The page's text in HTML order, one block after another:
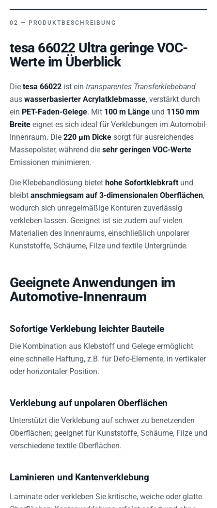
PRODUKTBESCHREIBUNG
tesa 66022 Ultra geringe VOC-
Werte im Überblick
Die tesa 66022 ist ein transparentes Transferklebeband
aus wasserbasierter Acrylatklebmasse, verstärkt durch
ein PET-Faden-Gelege. Mit 100 m Länge und 1150 mm
Breite eignet es sich ideal für Verklebungen im Automobil-
Innenraum. Die 220 µm Dicke sorgt für ausreichendes
Massepolster, während die sehr geringen VOC-Werte
Emissionen minimieren.
Die Klebebandlösung bietet hohe Sofortklebkraft und
bleibt anschmiegsam auf 3-dimensionalen Oberflächen,
wodurch sich unregelmäßige Konturen zuverlässig
verkleben lassen. Geeignet ist sie zudem auf vielen
Materialien des Innenraums, einschließlich unpolarer
Kunststoffe, Schäume, Filze und textile Untergründe.
Geeignete Anwendungen im
Automotive-Innenraum
Sofortige Verklebung leichter Bauteile
Die Kombination aus Klebstoff und Gelege ermöglicht
eine schnelle Haftung, z.B. für Defo-Elemente, in vertikaler
oder horizontaler Position.
Verklebung auf unpolaren Oberflächen
Unterstützt die Verklebung auf schwer zu benetzenden
Oberflächen; geeignet für Kunststoffe, Schäume, Filze und
verschiedene textile Oberflächen.
Laminieren und Kantenverklebung
Laminate oder verkleben Sie kritische, weiche oder glatte